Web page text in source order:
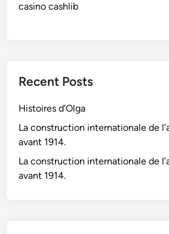
casino cashlib
Recent Posts
Histoires d’Olga
La construction internationale de
avant 1914.
La construction internationale de
avant 1914.